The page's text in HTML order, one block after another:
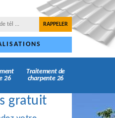
26
Traitement de
charpente 26
gratuit